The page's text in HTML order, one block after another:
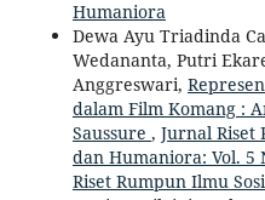
Humaniora
Dewa Ayu Triadinda
Wedananta, Putri
Anggreswari,
dalam Film Komang :
Saussure , Jurnal Riset
dan Humaniora: Vol. 5
Riset Rumpun Ilmu